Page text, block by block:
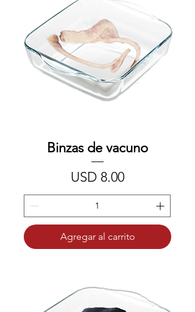
Binzas de vacuno
Precio
USD 8.00
Agregar al carrito